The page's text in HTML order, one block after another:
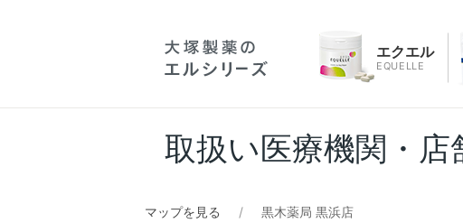
エクエル
EQUELLE
取扱い医療機関・店
マップを見る 黒木薬局 黒浜店